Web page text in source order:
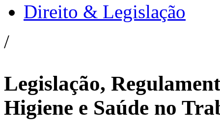
Direito & Legislação
/
Legislação,
Higiene e Saúde no